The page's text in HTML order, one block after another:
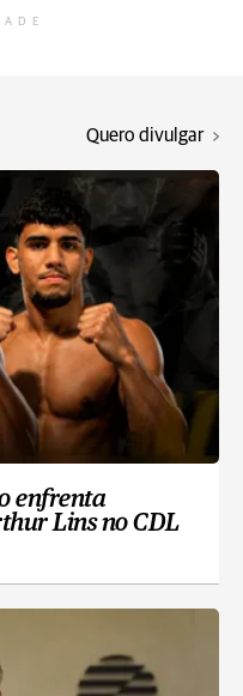
Quero divulgar
enfrenta
Lins no CDL